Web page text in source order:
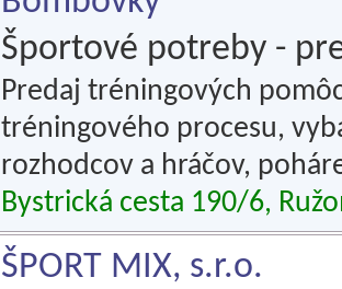
Športové potreby -
Predaj tréningových
tréningového procesu,
rozhodcov a hráčov,
Bystrická cesta 190/6,
ŠPORT MIX, s.r.o.